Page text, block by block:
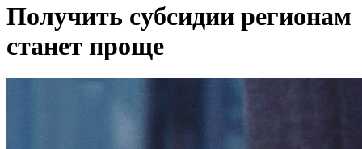
Получить субсидии регионам
станет проще